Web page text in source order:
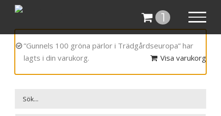
Fortsätt
innehållet
1
”Gunnels 100 gröna pärlor i Trädgårdseuropa” har
lagts i din varukorg.
Visa varukorg